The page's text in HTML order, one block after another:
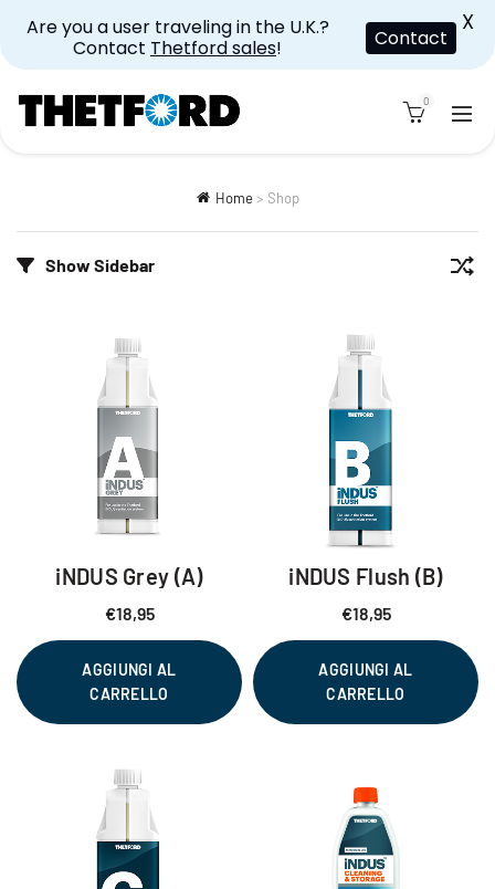
0
Home> Shop
Show Sidebar
iNDUS Grey (A)
€18,95
AGGIUNGI AL
CARRELLO
iNDUS Flush (B)
€18,95
AGGIUNGI AL
CARRELLO
Are you a user traveling in the U.K.?
Contact Thetford sales! Contact
X